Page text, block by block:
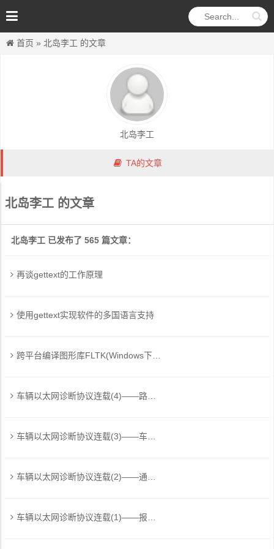
首页 » 北岛李工 的文章
北岛李工
TA的文章
北岛李工 的文章
北岛李工 已发布了 565 篇文章：
再谈gettext的工作原理
使用gettext实现软件的多国语言支持
跨平台编译图形库FLTK(Windows下使用MinGW-w64)
车辆以太网诊断协议连载(4)——路由激活请求与应答
车辆以太网诊断协议连载(3)——车辆识别请求及应答
车辆以太网诊断协议连载(2)——通用报文头负响应
车辆以太网诊断协议连载(1)——报文结构